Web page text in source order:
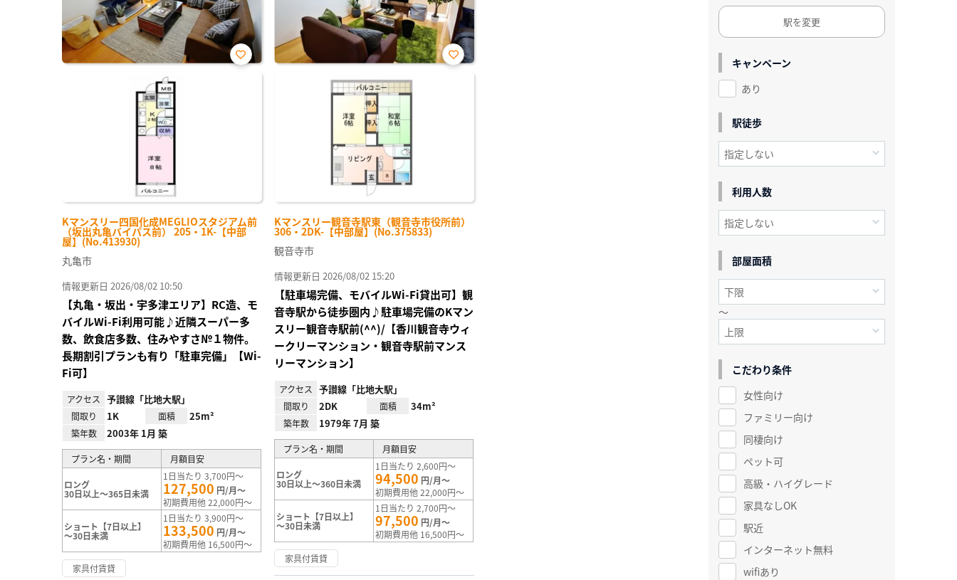
Kマンスリー四国化成MEGLIOスタジアム前
（坂出丸亀バイパス前） 205・1K-【中部
屋】(No.413930)
お気
丸亀市
情報更新日 2026/08/02 10:50
【丸亀・坂出・宇多津エリア】RC造、モ
バイルWi-Fi利用可能♪近隣スーパー多
数、飲食店多数、住みやすさ№１物件。
長期割引プランも有り「駐車完備」【Wi-
Fi可】
アクセス 予讃線「比地大駅」
間取り 1K 面積 25m²
築年数 2003年 1月 築
プラン名・期間 月額目安
ロング
30日以上～365日未満
1日当たり 3,700円～
127,500 円/月～
初期費用他 22,000円～
ショート【7日以上】
～30日未満
1日当たり 3,900円～
133,500 円/月～
初期費用他 16,500円～
家具付賃貸
Kマンスリー観音寺駅東（観音寺市役所前）
306・2DK-【中部屋】(No.375833)
お気
観音寺市
情報更新日 2026/08/02 15:20
【駐車場完備、モバイルWi-Fi貸出可】観
音寺駅から徒歩圏内♪駐車場完備のKマン
スリー観音寺駅前(^^)/【香川観音寺ウィ
ークリーマンション・観音寺駅前マンス
リーマンション】
アクセス 予讃線「比地大駅」
間取り 2DK 面積 34m²
築年数 1979年 7月 築
プラン名・期間 月額目安
ロング
30日以上～360日未満
1日当たり 2,600円～
94,500 円/月～
初期費用他 22,000円～
ショート【7日以上】
～30日未満
1日当たり 2,700円～
97,500 円/月～
初期費用他 16,500円～
家具付賃貸
駅を変更
キャンペーン
あり
駅徒歩
利用人数
部屋面積
～
こだわり条件
女性向け
ファミリー向け
同棲向け
ペット可
高級・ハイグレード
家具なしOK
駅近
インターネット無料
wifiあり